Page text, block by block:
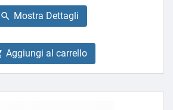
base
 Mostra Dettagli
Aggiungi al carrello